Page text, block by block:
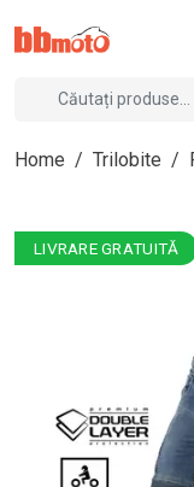
Home / Trilobite /
LIVRARE GRATUITĂ